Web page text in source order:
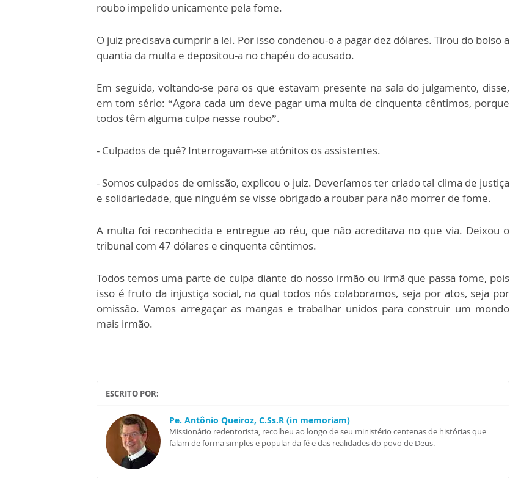
roubo impelido unicamente pela fome.
O juiz precisava cumprir a lei. Por isso condenou-o a pagar dez dólares. Tirou do bolso a
quantia da multa e depositou-a no chapéu do acusado.
Em seguida, voltando-se para os que estavam presente na sala do julgamento, disse,
em tom sério: “Agora cada um deve pagar uma multa de cinquenta cêntimos, porque
todos têm alguma culpa nesse roubo”.
- Culpados de quê? Interrogavam-se atônitos os assistentes.
- Somos culpados de omissão, explicou o juiz. Deveríamos ter criado tal clima de justiça
e solidariedade, que ninguém se visse obrigado a roubar para não morrer de fome.
A multa foi reconhecida e entregue ao réu, que não acreditava no que via. Deixou o
tribunal com 47 dólares e cinquenta cêntimos.
Todos temos uma parte de culpa diante do nosso irmão ou irmã que passa fome, pois
isso é fruto da injustiça social, na qual todos nós colaboramos, seja por atos, seja por
omissão. Vamos arregaçar as mangas e trabalhar unidos para construir um mondo
mais irmão.
ESCRITO POR:
Pe. Antônio Queiroz, C.Ss.R (in memoriam)
Missionário redentorista, recolheu ao longo de seu ministério centenas de histórias que
falam de forma simples e popular da fé e das realidades do povo de Deus.